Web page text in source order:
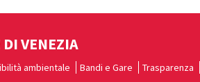
VENEZIA
ambientale Bandi e Gare Trasparenza